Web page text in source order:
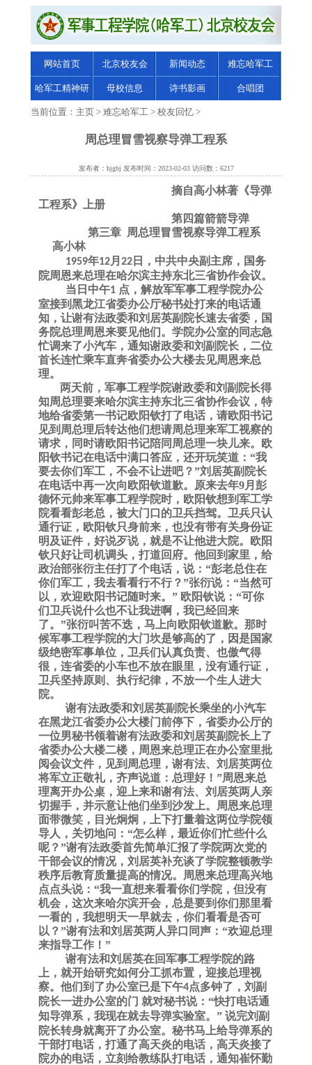
网站首页 北京校友会 新闻动态 难忘哈军工
哈军工精神研
究
母校信息 诗书影画 合唱团
当前位置： 主页 > 难忘哈军工 > 校友回忆 >
周总理冒雪视察导弹工程系
发布者：hjgbj 发布时间：2023-02-03 访问数：6217
摘自高小林著《导弹
工程系》上册
第四篇箭箭导弹
第三章
周总理冒雪视察导弹工程系
高小林
1959年12月 22日，中共中央副主席，国务
院周恩来总理在哈尔滨主持东北三省协作会议。
当日中午1 点，解放军军事工程学院办公
室接到黑龙江省委办公厅秘书处打来的电话通
知，让谢有法政委和刘居英副院长速去省委，国
务院总理周恩来要见他们。学院办公室的同志急
忙调来了小汽车，通知谢政委和刘副院长，二位
首长连忙乘车直奔省委办公大楼去见周恩来总
理。
两天前，军事工程学院谢政委和刘副院长得
知周总理要来哈尔滨主持东北三省协作会议， 特
地给省委第一书记欧阳钦打了电话，请欧阳书记
见到周总理后转达他们想请周总理来军工视察的
请求，同时请欧阳书记陪同周总理一块儿来。欧
阳钦书记在电话中满口答应，还开玩笑道： “我
要去你们军工，不会不让进吧？”刘居英副院长
在电话中再一次向欧阳钦道歉。原来去年9月彭
德怀元帅来军事工程学院时，欧阳钦想到军工学
院看看彭老总，被大门口的卫兵挡驾。卫兵只认
通行证，欧阳钦只身前来，也没有带有关身份证
明及证件， 好说歹说，就是不让他进大院。欧阳
钦只好让司机调头，打道回府。他回到家里，给
政治部张衍主任打了个电话，说： “彭老总住在
你们军工，我去看看行不行？”张衍说：“当然可
以，欢迎欧阳书记随时来。” 欧阳钦说：“可你
们卫兵说什么也不让我进啊，我已经回来
了。”张衍叫苦不迭，马上向欧阳钦道歉。那时
候军事工程学院的大门坎是够高的了，因是国家
级绝密军事单位，卫兵们认真负责、也傲气得
很，连省委的小车也不放在眼里，没有通行证，
卫兵坚持原则、执行纪律，不放一个生人进大
院。
谢有法政委和刘居英副院长乘坐的小汽车
在黑龙江省委办公大楼门前停下，省委办公厅的
一位男秘书领着谢有法政委和刘居英副院长上了
省委办公大楼二楼，周恩来总理正在办公室里批
阅会议文件，见到周总理，谢有法、刘居英两位
将军立正敬礼，齐声说道：总理好！ ”周恩来总
理离开办公桌，迎上来和谢有法、刘居英两人亲
切握手，并示意让他们坐到沙发上。周恩来总理
面带微笑，目光炯炯，上下打量着这两位学院领
导人，关切地问：“怎么样，最近你们忙些什么
呢？”谢有法政委首先简单汇报了学院两次党的
干部会议的情况，刘居英补充谈了学院整顿教学
秩序后教育质量提高的情况。周恩来总理高兴地
点点头说：“我一直想来看看你们学院，但没有
机会，这次来哈尔滨开会，总是要到你们那里看
一看的，我想明天一早就去，你们看看是否可
以？”谢有法和刘居英两人异口同声：“欢迎总理
来指导工作！”
谢有法和刘居英在回军事工程学院的路
上，就开始研究如何分工抓布置，迎接总理视
察。他们到了办公室已是下午4点多钟了，刘副
院长一进办公室的门 就对秘书说：“快打电话通
知导弹系，我现在就去导弹实验室。” 说完刘副
院长转身就离开了办公室。秘书马上给导弹系的
干部打电话，打通了高天炎的电话，高天炎接了
院办的电话，立刻给教练队打电话，通知崔怀勤